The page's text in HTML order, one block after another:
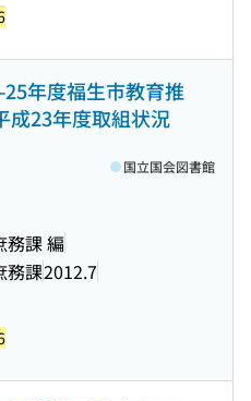
年度福生市教育推
成23年度取組状況
務課 編
務課2012.7
国立国会図書館